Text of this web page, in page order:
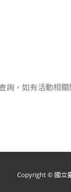
詢，如有活動相
Copyright © 國立